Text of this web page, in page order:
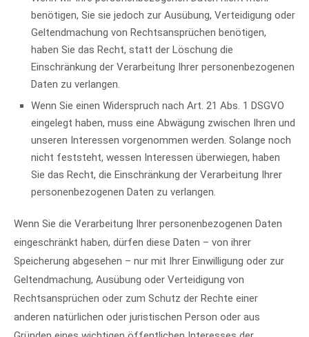
benötigen, Sie sie jedoch zur Ausübung, Verteidigung oder
Geltendmachung von Rechtsansprüchen benötigen,
haben Sie das Recht, statt der Löschung die
Einschränkung der Verarbeitung Ihrer personenbezogenen
Daten zu verlangen.
Wenn Sie einen Widerspruch nach Art. 21 Abs. 1 DSGVO
eingelegt haben, muss eine Abwägung zwischen Ihren und
unseren Interessen vorgenommen werden. Solange noch
nicht feststeht, wessen Interessen überwiegen, haben
Sie das Recht, die Einschränkung der Verarbeitung Ihrer
personenbezogenen Daten zu verlangen.
Wenn Sie die Verarbeitung Ihrer personenbezogenen Daten
eingeschränkt haben, dürfen diese Daten – von ihrer
Speicherung abgesehen – nur mit Ihrer Einwilligung oder zur
Geltendmachung, Ausübung oder Verteidigung von
Rechtsansprüchen oder zum Schutz der Rechte einer
anderen natürlichen oder juristischen Person oder aus